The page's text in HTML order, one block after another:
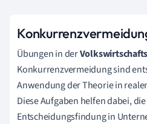
Übungen in der
Konkurrenzvermeidung sind
Anwendung der Theorie in
Diese Aufgaben helfen dabei,
Entscheidungsfindung in